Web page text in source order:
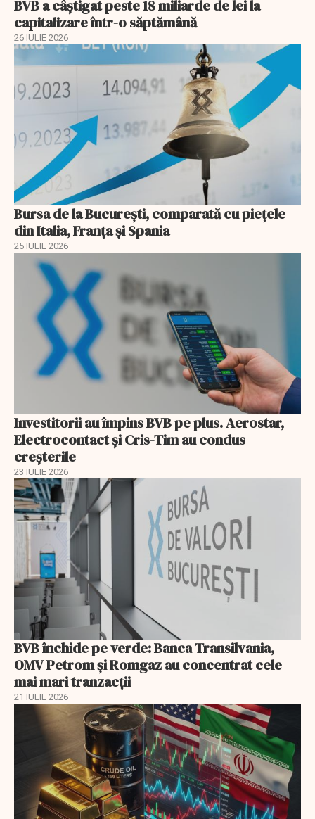
BVB a câștigat peste 18 miliarde de lei la
capitalizare într-o săptămână
26 IULIE 2026
Bursa de la București, comparată cu piețele
din Italia, Franța și Spania
25 IULIE 2026
Investitorii au împins BVB pe plus. Aerostar,
Electrocontact și Cris-Tim au condus
creșterile
23 IULIE 2026
BVB închide pe verde: Banca Transilvania,
OMV Petrom și Romgaz au concentrat cele
mai mari tranzacții
21 IULIE 2026